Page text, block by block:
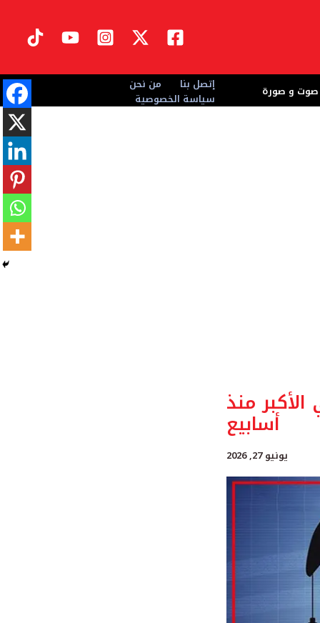
صوت و صورة إتصل بنا
من نحن
سياسة الخصوصية
منذ
أسابيع
يونيو 27, 2026